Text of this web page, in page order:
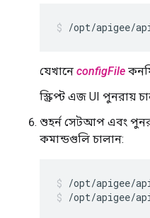
/opt/apigee/
যেখানে configFile
স্ক্রিপ্ট এজ UI পুনরায়
শুহর্ন সেটআপ এবং
কমান্ডগুলি চালান:
/opt/apigee/
/opt/apigee/